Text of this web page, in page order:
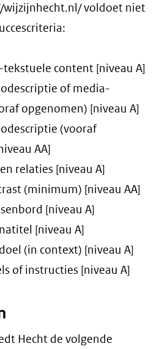
wijzijnhecht.nl/ voldoet niet
content [niveau A]
of media-
opgenomen) [niveau A]
(vooraf
AA]
relaties [niveau A]
(minimum) [niveau AA]
[niveau A]
[niveau A]
(in context) [niveau A]
of instructies [niveau A]
Hecht de volgende